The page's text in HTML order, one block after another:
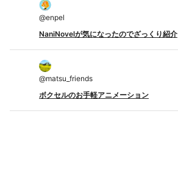
@enpel
NaniNovelが気になったのでざっくり紹介
@matsu_friends
ボクセルのお手軽アニメーション